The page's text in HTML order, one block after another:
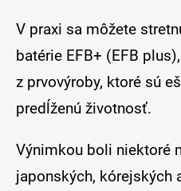
V praxi sa môžete
batérie EFB+ (EFB
z prvovýroby, ktoré sú
predĺženú životnosť.
Výnimkou boli niektoré
japonských, kórejských